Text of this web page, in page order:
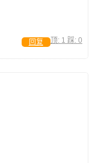
顶: 1 踩: 0
回复